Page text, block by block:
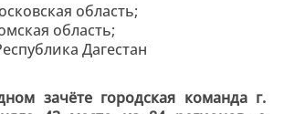
область;
область;
Дагестан
зачёте городская команда г.